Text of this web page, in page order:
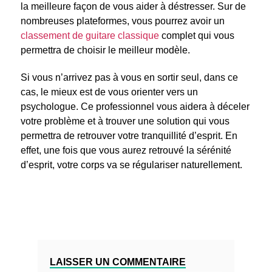
la meilleure façon de vous aider à déstresser. Sur de
nombreuses plateformes, vous pourrez avoir un
classement de guitare classiquecomplet qui vous
permettra de choisir le meilleur modèle.
Si vous n’arrivez pas à vous en sortir seul, dans ce
cas, le mieux est de vous orienter vers un
psychologue. Ce professionnel vous aidera à déceler
votre problème et à trouver une solution qui vous
permettra de retrouver votre tranquillité d’esprit. En
effet, une fois que vous aurez retrouvé la sérénité
d’esprit, votre corps va se régulariser naturellement.
LAISSER UN COMMENTAIRE